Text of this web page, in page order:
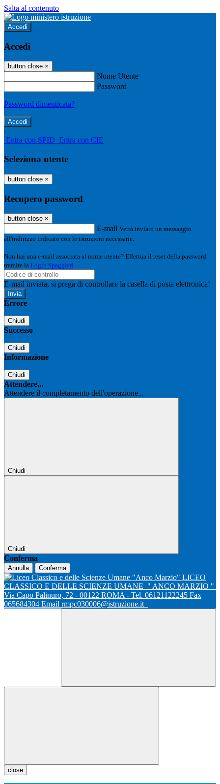
Salta al contenuto
Accedi
Accedi
button close ×
Nome Utente
Password
Password dimenticata?
-
Entra con SPID Entra con CIE
Seleziona utente
button close ×
Recupero password
button close ×
E-mail Verrà inviato un messaggio
all'indirizzo indicato con le istruzioni necessarie.
Non hai una e-mail associata al nome utente? Effettua il reset della password
tramite la Login Spaggiari
E-mail inviata, si prega di controllare la casella di posta elettronica!
Errore
Chiudi
Successo
Chiudi
Informazione
Chiudi
Attendere...
Attendere il completamento dell'operazione...
Chiudi
Chiudi
Conferma
Annulla Conferma
LICEO
CLASSICO E DELLE SCIENZE UMANE " ANCO MARZIO "
Via Capo Palinuro, 72 - 00122 ROMA - Tel. 06121122245 Fax
065684304 Email rmpc030006@istruzione.it
close